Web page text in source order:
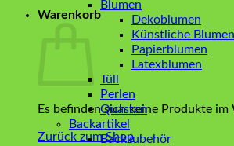
Warenkorb
Es befinden sich keine Produkte im
Zurück zum Shop
Blumen
Dekoblumen
Künstliche Blumen
Papierblumen
Latexblumen
Tüll
Perlen
Quasten
Backartikel
Backzubehör